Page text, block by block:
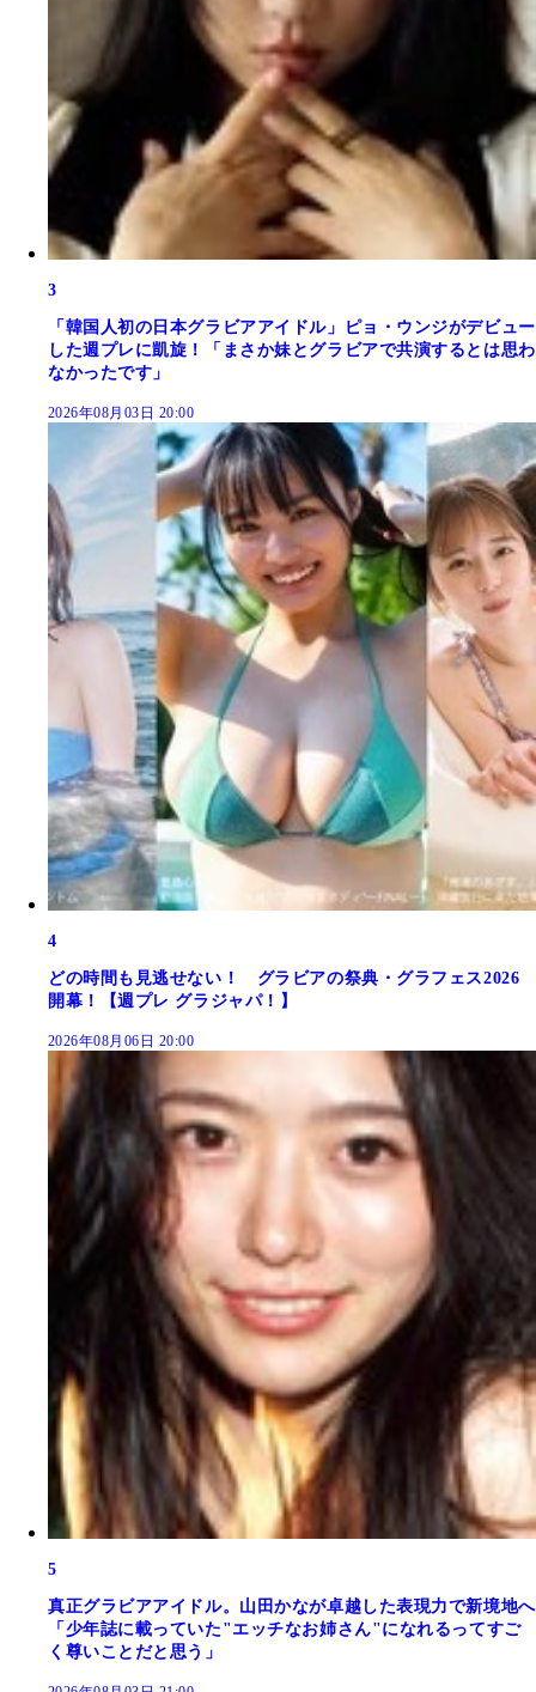
3
「韓国人初の日本グラビアアイドル」ピョ・ウンジがデビュー
した週プレに凱旋！「まさか妹とグラビアで共演するとは思わ
なかったです」
2026年08月03日 20:00
4
どの時間も見逃せない！ グラビアの祭典・グラフェス2026
開幕！【週プレ グラジャパ！】
2026年08月06日 20:00
5
真正グラビアアイドル。山田かなが卓越した表現力で新境地へ
「少年誌に載っていた"エッチなお姉さん"になれるってすご
く尊いことだと思う」